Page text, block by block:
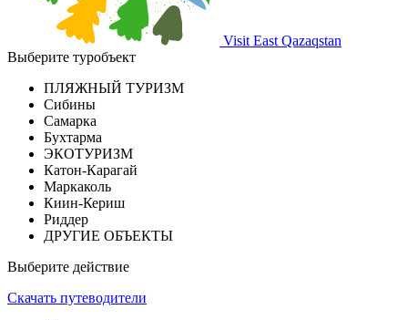
Visit East Qazaqstan
Выберите туробъект
ПЛЯЖНЫЙ ТУРИЗМ
Сибины
Самарка
Бухтарма
ЭКОТУРИЗМ
Катон-Карагай
Маркаколь
Киин-Кериш
Риддер
ДРУГИЕ ОБЪЕКТЫ
Выберите действие
Скачать путеводители